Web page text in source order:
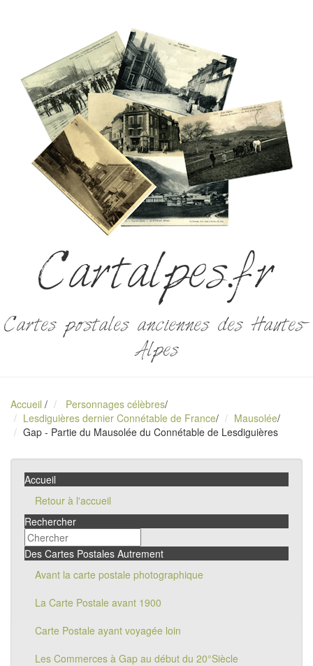
Cartalpes.fr
Cartes postales anciennes des Hautes-
Alpes
Accueil / Personnages célèbres/
Lesdiguières dernier Connétable de France/ Mausolée/
Gap - Partie du Mausolée du Connétable de Lesdiguières
Accueil
Retour à l'accueil
Rechercher
Des Cartes Postales Autrement
Avant la carte postale photographique
La Carte Postale avant 1900
Carte Postale ayant voyagée loin
Les Commerces à Gap au début du 20°Siècle